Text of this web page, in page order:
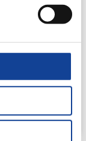
julkaisu